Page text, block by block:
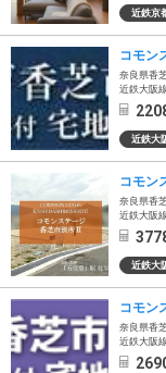
近鉄京
コモン
奈良県香
近鉄大阪
近鉄大
コモン
奈良県香
近鉄大阪
近鉄大
コモン
奈良県香
近鉄大阪